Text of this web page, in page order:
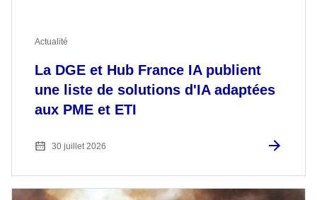
La DGE et Hub France IA publient
une liste de solutions d'IA adaptées
aux PME et ETI
Actualité
30 juillet 2026